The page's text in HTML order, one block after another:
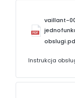
vaillant-
Instrukcja